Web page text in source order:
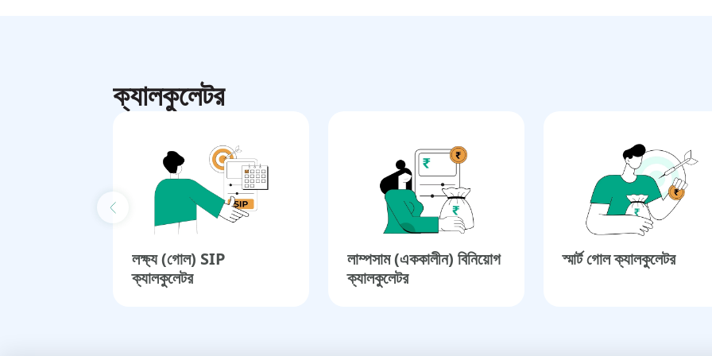
ক্যালকুলেটর
লক্ষ্য (গোল) SIP
ক্যালকুলেটর​
লাম্পসাম (এককালীন) বিনিয়োগ
ক্যালকুলেটর​
স্মার্ট গোল ক্যালকুলেটর​
Previous slide